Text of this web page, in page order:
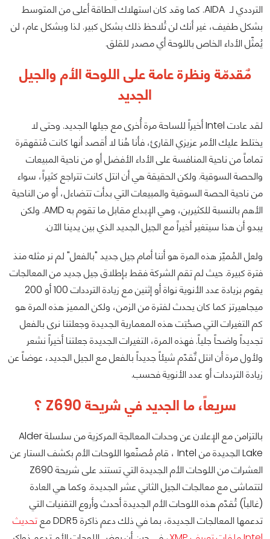
الترددي لـ AIDA. كما وقد كان استهلاك الطاقة أعلى من المتوسط ​​
بشكل طفيف، غير أنك لن تُلاحظ ذلك بشكل كبير. لذا وبشكل عام، لن
يُمثّل الأداء الخاص باللوحة أي مصدر للقلق.
مٌقدمّة ونظرة عامة على اللوحة الأم والجيل
الجديد
لقد عادت Intel أخيراً للساحة مرة أُخرى مع جيلها الجديد. وحتى لا
يختلط عليك الأمر عزيزي القارئ، فأنا هُنا لا أقصد أنها كانت مُتقهقرة
تماماً من ناحية المنافسة على الأداء الأفضل أو من ناحية المبيعات
والحصة السوقية. ولكن الحقيقة هي أن انتل كانت تتراجع كثيراً، سواء
من ناحية الحصة السوقية والمبيعات التي بدأت تتضاءل، أو من الناحية
الأهم بالنسبة للكثيرين، وهي الإبداع مقابل ما تقوم به AMD. ولكن
يبدو أن هذا سيتغير أخيراً مع الجيل الجديد الذي بين يدينا الآن.
ولعل المُميّز هذه المرة هو أننا أمام جيل جديد "بالفعل" لم نر مثله منذ
فترة كبيرة. حيث لم تقم الشركة فقط بإطلاق جيل جديد من المعالجات
يقوم بزيادة عدد الأنوية نواة أو إثنين مع زيادة الترددات 100 أو 200
ميجاهيرتز كما كان يحدث لفترة من الزمن، ولكن المميز هذه المرة هو
كم التغيرات التي صحُبَت هذه المعمارية الجديدة وجعلتنا نرى بالفعل
تجديداً واضحاً جلياً. فهذه المرة، التغيرات الجديدة جعلتنا أخيراً نشعر
ولأول مرة أن انتل تٌقدّم شيئاً جديداً بالفعل مع الجيل الجديد، عوضاً عن
زيادة الترددات أو عدد الأنوية فحسب.
سريعاً، ما الجديد في شريحة Z690 ؟
بالتزامن مع الإعلان عن وحدات المعالجة المركزية من سلسلة Alder
Lake الجديدة من Intel ، قام مُصنّعوا اللوحات الأم بكشف الستار عن
العشرات من اللوحات الأم الجديدة التي تستند على شريحة Z690
لتتماشى مع معالجات الجيل الثاني عشر الجديدة. وكما هي العادة
(غالباً) تُقدّم هذه اللوحات الأم الجديدة أحدث وأروع التقنيات التي
تدعمها المعالجات الجديدة، بما في ذلك دعم ذاكرة DDR5 مع
تحديث